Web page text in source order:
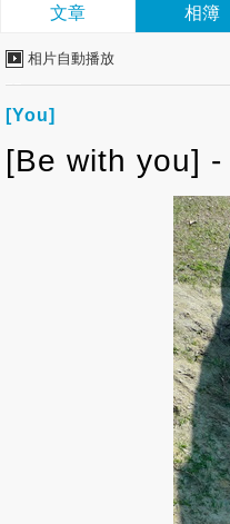
文章 相簿
相片自動播放
[You]
[Be with you] -